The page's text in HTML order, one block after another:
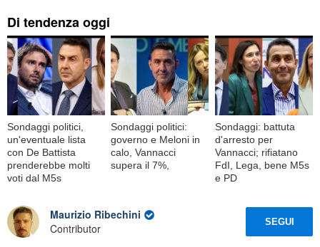
Di tendenza oggi
Sondaggi politici,
un'eventuale lista
con De Battista
prenderebbe molti
voti dal M5s
Sondaggi politici:
governo e Meloni in
calo, Vannacci
supera il 7%,
Sondaggi: battuta
d'arresto per
Vannacci; rifiatano
FdI, Lega, bene M5s
e PD
Maurizio Ribechini
Contributor
SEGUI